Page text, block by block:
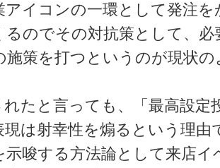
アイコンの一環として発注
るのでその対抗策として、必
施策を打つというのが現状
たと言っても、「最高設定
現は射幸性を煽るという理由
示唆する方法論として来店